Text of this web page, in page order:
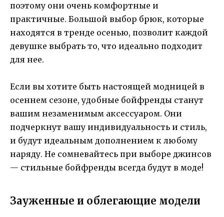
поэтому они очень комфортные и
практичные. Большой выбор брюк, которые
находятся в тренде осенью, позволит каждой
девушке выбрать то, что идеально подходит
для нее.
Если вы хотите быть настоящей модницей в
осеннем сезоне, удобные бойфренды станут
вашим незаменимым аксессуаром. Они
подчеркнут вашу индивидуальность и стиль,
и будут идеальным дополнением к любому
наряду. Не сомневайтесь при выборе джинсов
— стильные бойфренды всегда будут в моде!
Зауженные и облегающие модели